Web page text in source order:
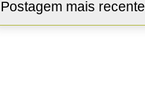
Postagem mais recente